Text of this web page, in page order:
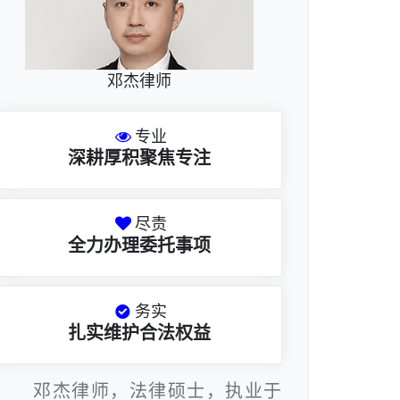
邓杰律师
专业
深耕厚积聚焦专注
尽责
全力办理委托事项
务实
扎实维护合法权益
邓杰律师，法律硕士，执业于